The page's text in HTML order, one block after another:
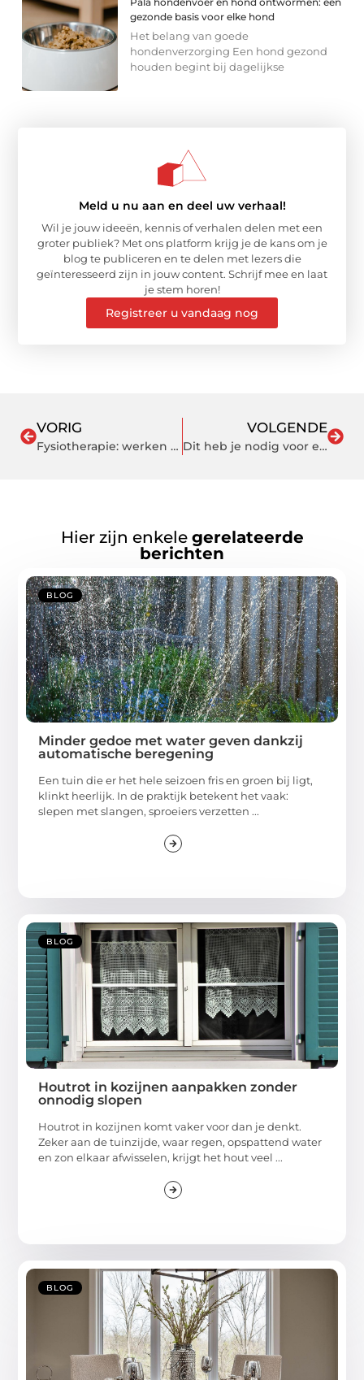
gezonde basis voor elke hond
Het belang van goede
hondenverzorging Een hond gezond
houden begint bij dagelijkse
Meld u nu aan en deel uw verhaal!
Wil je jouw ideeën, kennis of verhalen delen met een
groter publiek? Met ons platform krijg je de kans om je
blog te publiceren en te delen met lezers die
geïnteresseerd zijn in jouw content. Schrijf mee en laat
je stem horen!
Registreer u vandaag nog
VORIG
Fysiotherapie: werken aan een lichaam dat sterk en soepel blijft
VOLGENDE
Dit heb je nodig voor een perfecte BBQ
Hier zijn enkele gerelateerde
berichten
BLOG
Minder gedoe met water geven dankzij
automatische beregening
Een tuin die er het hele seizoen fris en groen bij ligt,
klinkt heerlijk. In de praktijk betekent het vaak:
slepen met slangen, sproeiers verzetten ...
BLOG
Houtrot in kozijnen aanpakken zonder
onnodig slopen
Houtrot in kozijnen komt vaker voor dan je denkt.
Zeker aan de tuinzijde, waar regen, opspattend water
en zon elkaar afwisselen, krijgt het hout veel ...
BLOG